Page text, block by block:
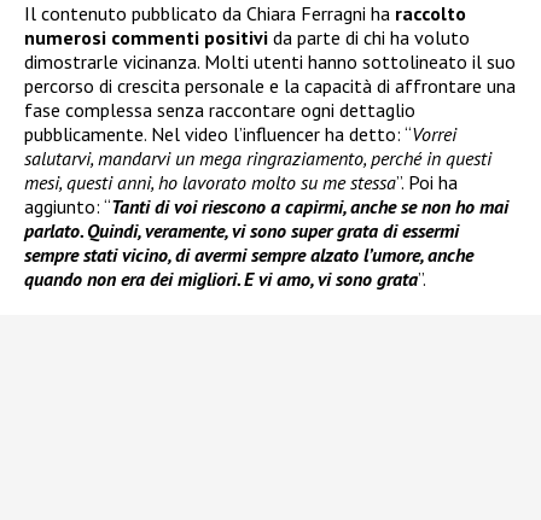
Il contenuto pubblicato da Chiara Ferragni ha raccolto
numerosi commenti positivi da parte di chi ha voluto
dimostrarle vicinanza. Molti utenti hanno sottolineato il suo
percorso di crescita personale e la capacità di affrontare una
fase complessa senza raccontare ogni dettaglio
pubblicamente. Nel video l’influencer ha detto: “Vorrei
salutarvi, mandarvi un mega ringraziamento, perché in questi
mesi, questi anni, ho lavorato molto su me stessa”. Poi ha
aggiunto: “Tanti di voi riescono a capirmi, anche se non ho mai
parlato. Quindi, veramente, vi sono super grata di essermi
sempre stati vicino, di avermi sempre alzato l’umore, anche
quando non era dei migliori. E vi amo, vi sono grata”.